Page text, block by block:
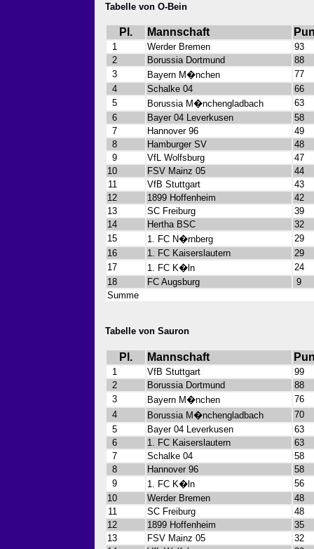
Tabelle von O-Bein
Pl. Mannschaft
1 Werder Bremen
93
2
Borussia Dortmund
88
3
Bayern M�nchen
77
4
Schalke 04
66
5
Borussia M�nchengladbach
63
6
Bayer 04 Leverkusen
58
7
Hannover 96
49
8
Hamburger SV
48
9
VfL Wolfsburg
47
10
FSV Mainz 05
44
11
VfB Stuttgart
43
12
1899 Hoffenheim
42
13
SC Freiburg
39
14
Hertha BSC
32
15
1. FC N�rnberg
29
16
1. FC Kaiserslautern
29
17
1. FC K�ln
24
18
FC Augsburg
9
Summe
Tabelle von Sauron
Pl. Mannschaft
1 VfB Stuttgart
99
2
Borussia Dortmund
88
3
Bayern M�nchen
76
4
Borussia M�nchengladbach
70
5
Bayer 04 Leverkusen
63
6
1. FC Kaiserslautern
63
7
Schalke 04
58
8
Hannover 96
58
9
1. FC K�ln
56
10
Werder Bremen
48
11
SC Freiburg
48
12
1899 Hoffenheim
35
13
FSV Mainz 05
32